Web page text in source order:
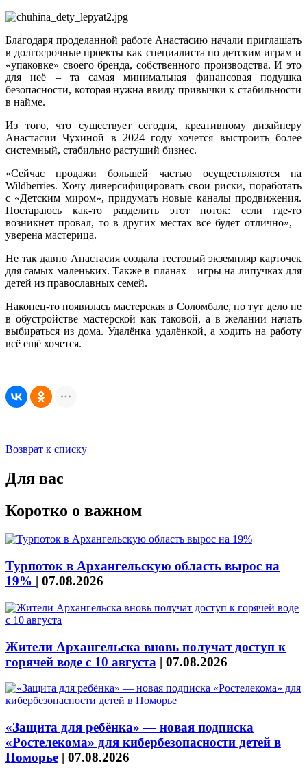
Благодаря проделанной работе Анастасию начали приглашать
в долгосрочные проекты как специалиста по детским играм и
«упаковке» своего бренда, собственного производства. И это
для неё – та самая минимальная финансовая подушка
безопасности, которая нужна ввиду привычки к стабильности
в найме.
Из того, что существует сегодня, креативному дизайнеру
Анастасии Чухиной в 2024 году хочется выстроить более
системный, стабильно растущий бизнес.
«Сейчас продажи большей частью осуществляются на
Wildberries. Хочу диверсифицировать свои риски, поработать
с «Детским миром», придумать новые каналы продвижения.
Постараюсь как‑то разделить этот поток: если где‑то
возникнет провал, то в других местах всё будет отлично», –
уверена мастерица.
Не так давно Анастасия создала тестовый экземпляр карточек
для самых маленьких. Также в планах – игры на липучках для
детей из православных семей.
Наконец‑то появилась мастерская в Соломбале, но тут дело не
в обустройстве мастерской как таковой, а в желании начать
выбираться из дома. Удалёнка удалёнкой, а ходить на работу
всё ещё хочется.
Возврат к списку
Для вас
Коротко о важном
Турпоток в Архангельскую область вырос на
19% | 07.08.2026
Жители Архангельска вновь получат доступ к
горячей воде с 10 августа | 07.08.2026
«Защита для ребёнка» — новая подписка
«Ростелекома» для кибербезопасности детей в
Поморье | 07.08.2026